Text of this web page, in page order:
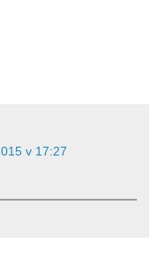
v 17:27